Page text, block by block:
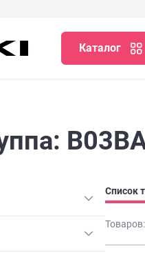
Каталог
Список
Товаров: